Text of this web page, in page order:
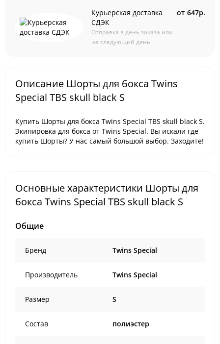
Курьерская доставка
СДЭК
Отправка в день заказа или
на следующий день
от 647р.
Описание Шорты для бокса Twins
Special TBS skull black S
Купить Шорты для бокса Twins Special TBS skull black S.
Экипировка для бокса от Twins Special. Вы искали где
купить Шорты? У нас самый большой выбор. Заходите!
Основные характеристики Шорты для
бокса Twins Special TBS skull black S
Общие
Бренд Twins Special
Производитель Twins Special
Размер S
Состав полиэстер